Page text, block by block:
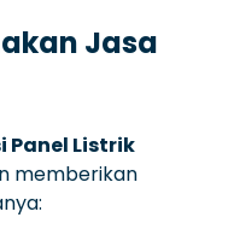
Jasa
Panel Listrik
memberikan